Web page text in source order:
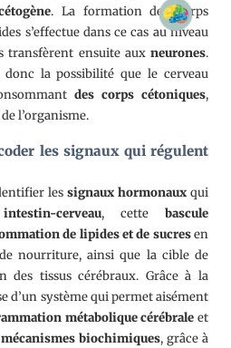
. La formation des corps
s’effectue dans ce cas au niveau
transfèrent ensuite auxneurones.
donc la possibilité que le cerveau
des corps cétoniques,
l’organisme.
les signaux qui régulent
les signaux hormonauxqui
cerveau, cette bascule
de lipides et de sucresen
nourriture, ainsi que la cible de
des tissus cérébraux. Grâce à la
d’un système qui permet aisément
métabolique cérébrale et
mécanismes biochimiques, grâce à